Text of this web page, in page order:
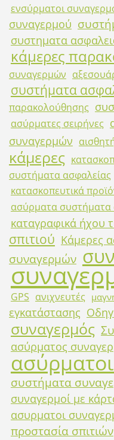
ενσύρματοι
συναγερμού
συστηματα
κάμερες
συναγερμών
συστήματα
παρακολούθησης
ασύρματες σειρήνες
συναγερμών
κάμερες
συστήματα ασφαλείας
κατασκοπευτικά
ασύρματα συστήματα
καταγραφικά ήχου
σπιτιού Κάμερες
συναγερμών
GPS ανιχνευτές
εγκατάστασης
συναγερμός
ασύρματος
συστήματα
συναγερμοί με
ασυρματοι
προστασία σπιτιών